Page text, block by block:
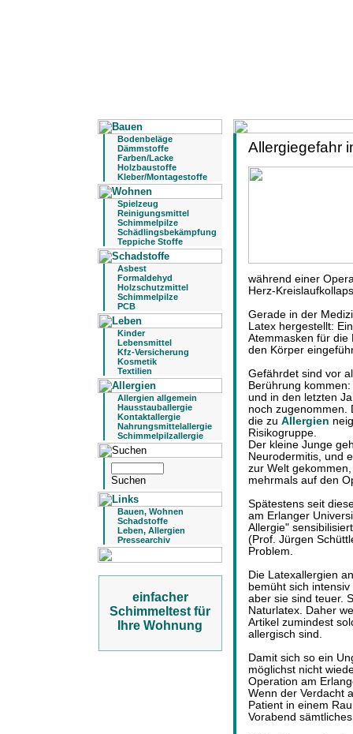
Bodenbeläge
Dämmstoffe
Farben/Lacke
Holzbaustoffe
Kleber/Montagestoffe
Spielzeug
Reinigungsmittel
Schimmelpilze
Schädlingsbekämpfung
Teppiche Stoffe
Asbest
Formaldehyd
Holzschutzmittel
Schimmelpilze
PCB
Kinder
Lebensmittel
Kfz-Versicherung
Kosmetik
Textilien
Allergien allgemein
Hausstauballergie
Kontaktallergie
Nahrungsmittelallergie
Schimmelpilzallergie
Bauen, Wohnen
Schadstoffe
Leben, Allergien
Pressearchiv
einfacher
Schimmeltest für
Ihre Wohnung
Allergiegefahr
während einer
Herz-
Gerade in der
Latex hergestellt:
Atemmasken für die
den Körper
Gefährdet sind vor
Berührung
und in den letzten
noch zugenommen.
die zu Allergien
Risikogruppe.
Der kleine Junge
Neurodermitis, und
zur Welt
mehrmals auf den
Spätestens seit
am Erlanger
Allergie"
(Prof. Jürgen
Problem.
Die Latexallergien
bemüht sich
aber sie sind teuer.
Naturlatex. Daher
Artikel zumindest
allergisch sind.
Damit sich so ein
möglichst nicht
Operation am
Wenn der Verdacht
Patient in einem
Vorabend